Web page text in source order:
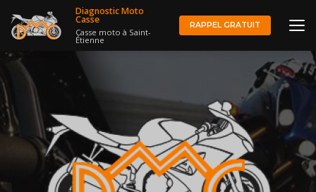
au
contenu
Diagnostic Moto
Casse
Casse moto à Saint-
Étienne
RAPPEL GRATUIT